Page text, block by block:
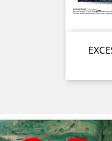
Précédent